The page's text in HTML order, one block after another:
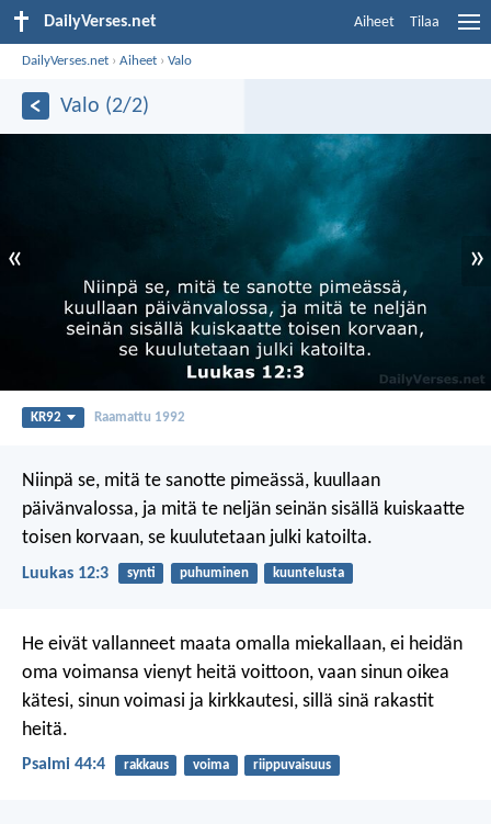
DailyVerses.net Aiheet Tilaa
DailyVerses.net ›Aiheet ›Valo
Valo (2/2)
« »
KR92 Raamattu 1992
Niinpä se, mitä te sanotte pimeässä, kuullaan
päivänvalossa, ja mitä te neljän seinän sisällä kuiskaatte
toisen korvaan, se kuulutetaan julki katoilta.
Luukas 12:3 synti puhuminen kuuntelusta
He eivät vallanneet maata omalla miekallaan, ei heidän
oma voimansa vienyt heitä voittoon, vaan sinun oikea
kätesi, sinun voimasi ja kirkkautesi, sillä sinä rakastit
heitä.
Psalmi 44:4 rakkaus voima riippuvaisuus